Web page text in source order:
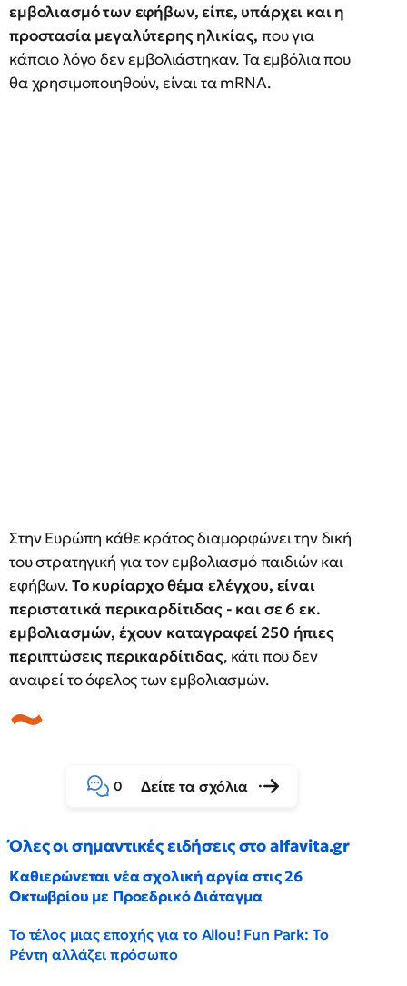
εμβολιασμό των εφήβων, είπε, υπάρχει και η
προστασία μεγαλύτερης ηλικίας, που για
κάποιο λόγο δεν εμβολιάστηκαν. Τα εμβόλια που
θα χρησιμοποιηθούν, είναι τα mRNA.
Στην Ευρώπη κάθε κράτος διαμορφώνει την δική
του στρατηγική για τον εμβολιασμό παιδιών και
εφήβων.Το κυρίαρχο θέμα ελέγχου, είναι
περιστατικά περικαρδίτιδας - και σε 6 εκ.
εμβολιασμών, έχουν καταγραφεί 250 ήπιες
περιπτώσεις περικαρδίτιδας, κάτι που δεν
αναιρεί το όφελος των εμβολιασμών.
0 Δείτε τα σχόλια
Όλες οι σημαντικές ειδήσεις στο alfavita.gr
Καθιερώνεται νέα σχολική αργία στις 26
Οκτωβρίου με Προεδρικό Διάταγμα
Το τέλος μιας εποχής για το Allou! Fun Park: Το
Ρέντη αλλάζει πρόσωπο